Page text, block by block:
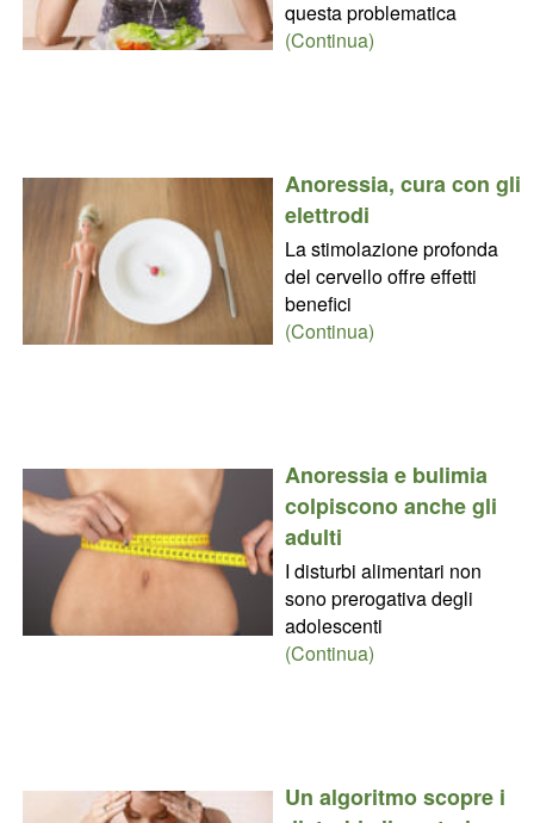
questa problematica
(Continua)
Anoressia, cura con gli
elettrodi
La stimolazione profonda
del cervello offre effetti
benefici
(Continua)
Anoressia e bulimia
colpiscono anche gli
adulti
I disturbi alimentari non
sono prerogativa degli
adolescenti
(Continua)
Un algoritmo scopre i